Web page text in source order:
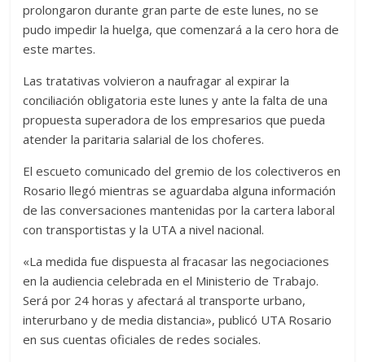
prolongaron durante gran parte de este lunes, no se
pudo impedir la huelga, que comenzará a la cero hora de
este martes.
Las tratativas volvieron a naufragar al expirar la
conciliación obligatoria este lunes y ante la falta de una
propuesta superadora de los empresarios que pueda
atender la paritaria salarial de los choferes.
El escueto comunicado del gremio de los colectiveros en
Rosario llegó mientras se aguardaba alguna información
de las conversaciones mantenidas por la cartera laboral
con transportistas y la UTA a nivel nacional.
«La medida fue dispuesta al fracasar las negociaciones
en la audiencia celebrada en el Ministerio de Trabajo.
Será por 24 horas y afectará al transporte urbano,
interurbano y de media distancia», publicó UTA Rosario
en sus cuentas oficiales de redes sociales.